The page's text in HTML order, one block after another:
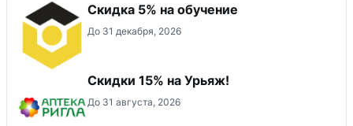
Скидка 5% на обучение
До 31 декабря, 2026
Скидки 15% на Урьяж!
До 31 августа, 2026